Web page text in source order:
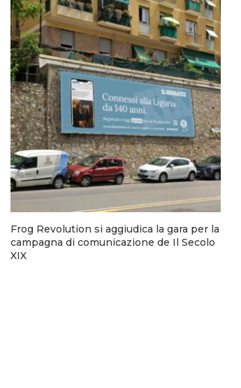
Frog Revolution si aggiudica la gara per la
campagna di comunicazione de Il Secolo
XIX